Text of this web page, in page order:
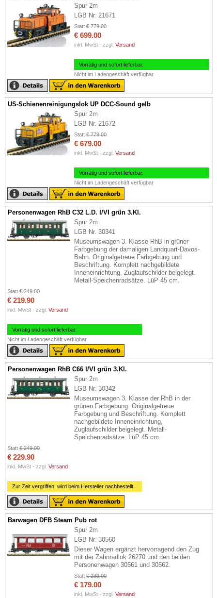
Spur 2m
LGB Nr. 21671
Statt € 779.00
€ 699.00
inkl. MwSt - zzgl. Versand
Vorrätig und sofort lieferbar.
Nicht im Ladengeschäft verfügbar
US-Schienenreinigungslok UP DCC-Sound gelb
Spur 2m
LGB Nr. 21672
Statt € 779.00
€ 679.00
inkl. MwSt - zzgl. Versand
Vorrätig und sofort lieferbar.
Nicht im Ladengeschäft verfügbar
Personenwagen RhB C32 L.D. I/VI grün 3.Kl.
Spur 2m
LGB Nr. 30341
Museumswagen 3. Klasse RhB in grüner
Farbgebung der damaligen Landquart-Davos-
Bahn. Originalgetreue Farbgebung und
Beschriftung. Komplett nachgebildete
Inneneinrichtung, Zuglaufschilder beigelegt.
Metall-Speichenradsätze. LüP 45 cm.
Statt € 249.00
€ 219.90
inkl. MwSt - zzgl. Versand
Vorrätig und sofort lieferbar.
Nicht im Ladengeschäft verfügbar
Personenwagen RhB C66 I/VI grün 3.Kl.
Spur 2m
LGB Nr. 30342
Museumswagen 3. Klasse der RhB in der
grünen Farbgebung. Originalgetreue
Farbgebung und Beschriftung. Komplett
nachgebildete Inneneinrichtung,
Zuglaufschilder beigelegt. Metall-
Speichenradsätze. LüP 45 cm.
Statt € 249.00
€ 229.90
inkl. MwSt - zzgl. Versand
Zur Zeit vergriffen, wird beim Hersteller nachbestellt.
Barwagen DFB Steam Pub rot
Spur 2m
LGB Nr. 30560
Dieser Wagen ergänzt hervorragend den Zug
mit der Zahnradlok 26270 und den beiden
Personenwagen 30561 und 30562.
Statt € 239.00
€ 179.00
inkl. MwSt - zzgl. Versand